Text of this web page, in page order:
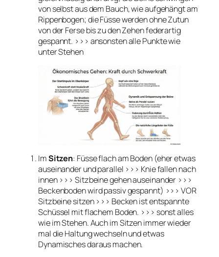
von selbst aus dem Bauch, wie aufgehängt am
Rippenbogen; die Füsse werden ohne Zutun
von der Ferse bis zu den Zehen federartig
gespannt. >>> ansonsten alle Punkte wie
unter Stehen
ImSitzen: Füsse flach am Boden (eher etwas
auseinander und parallel >>> Knie fallen nach
innen >>> Sitzbeine gehen auseinander >>>
Beckenboden wird passiv gespannt) >>> VOR
Sitzbeine sitzen >>> Becken ist entspannte
Schüssel mit flachem Boden. >>> sonst alles
wie im Stehen. Auch im Sitzen immer wieder
mal die Haltung wechseln und etwas
Dynamisches daraus machen.